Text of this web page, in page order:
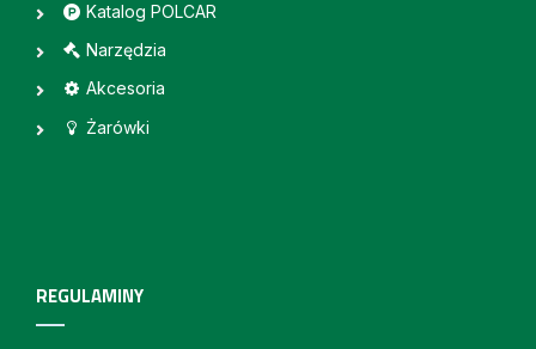
Katalog POLCAR
Narzędzia
Akcesoria
Żarówki
REGULAMINY